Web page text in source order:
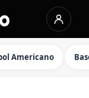
Americano